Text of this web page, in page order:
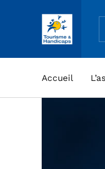
ASSOCIATION TOURISME ET HANDICAPS
Accueil